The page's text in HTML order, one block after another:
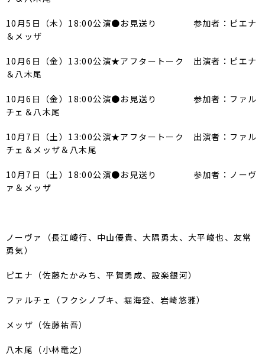
10月5日（木）18:00公演●お見送り 参加者：ピエナ
＆メッザ
10月6日（金）13:00公演★アフタートーク 出演者：ピエナ
＆八木尾
10月6日（金）18:00公演●お見送り 参加者：ファル
チェ＆八木尾
10月7日（土）13:00公演★アフタートーク 出演者：ファル
チェ＆メッザ＆八木尾
10月7日（土）18:00公演●お見送り 参加者：ノーヴ
ァ＆メッザ
ノーヴァ（長江崚行、中山優貴、大隅勇太、大平峻也、友常
勇気）
ピエナ（佐藤たかみち、平賀勇成、設楽銀河）
ファルチェ（フクシノブキ、堀海登、岩崎悠雅）
メッザ（佐藤祐吾）
八木尾（小林竜之）